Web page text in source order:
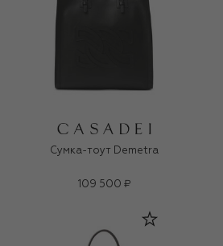
Сумка-тоут Demetra
109 500 ₽